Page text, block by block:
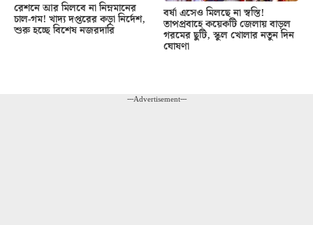
রেশনে আর মিলবে না নিম্নমানের
চাল-গম! খাদ্য দপ্তরের কড়া নির্দেশ,
শুরু হচ্ছে বিশেষ নজরদারি
বর্ষা এসেও মিলছে না স্বস্তি!
তাপপ্রবাহে কয়েকটি জেলায় বাড়ল
গরমের ছুটি, স্কুল খোলার নতুন দিন
ঘোষণা
---Advertisement---